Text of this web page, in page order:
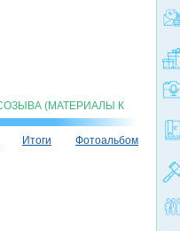
(МАТЕРИАЛЫ К
Фотоальбом
Итоги